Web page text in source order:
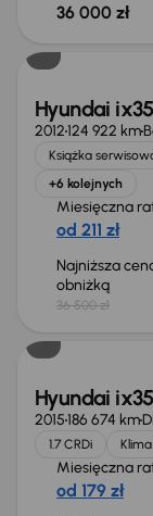
36 000 zł
Taniej o 1 000
Hyundai ix35
2012124 922 km
Książka
+6 kolejnych
Miesięczna
od 211 zł
Najniższa
obniżką
36 500 zł
Taniej o 700 zł
Hyundai ix35
2015186 674 km
1.7 CRDi Klima
Miesięczna
od 179 zł